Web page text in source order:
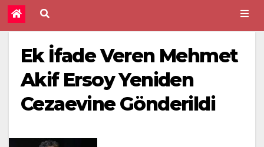
Ek İfade Veren Mehmet
Akif Ersoy Yeniden
Cezaevine Gönderildi